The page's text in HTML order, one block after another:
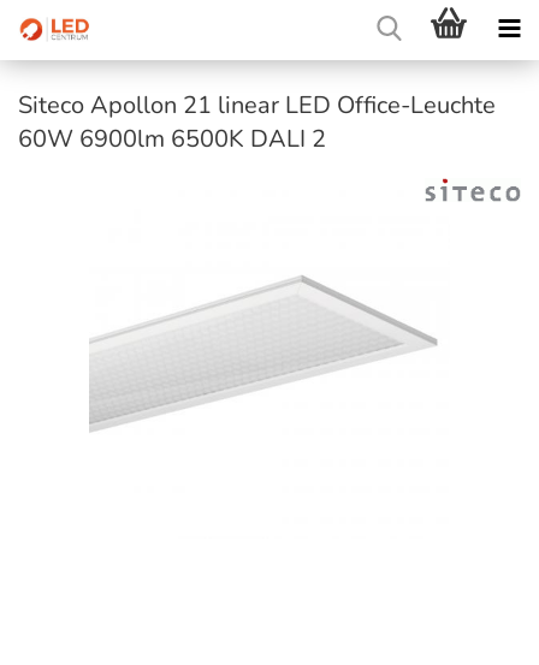
Siteco Apollon 21 linear LED Office-Leuchte
60W 6900lm 6500K DALI 2